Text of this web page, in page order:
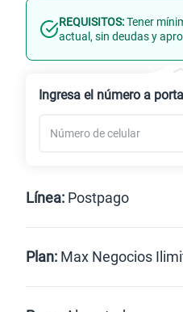
Línea Nueva
REQUISITOS:Tener
actual, sin deudas y
Ingresa el número a
Línea: Postpago
Postpago
Plan: Max Negocios